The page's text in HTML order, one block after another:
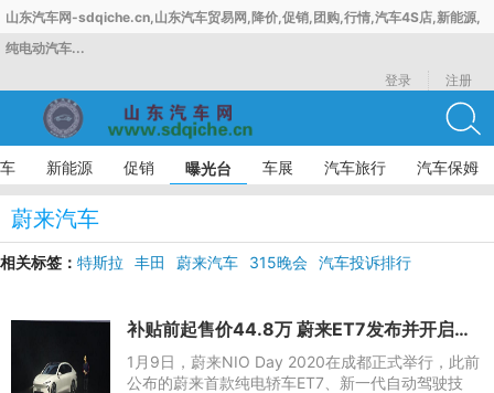
山东汽车网-sdqiche.cn,山东汽车贸易网,降价,促销,团购,行情,汽车4S店,新能源,
纯电动汽车...
登录
注册
新能源 促销 曝光台 车展 汽车旅行 汽车保姆
蔚来汽车
相关标签： 特斯拉 丰田 蔚来汽车 315晚会 汽车投诉排行
补贴前起售价44.8万 蔚来ET7发布并开启预售
1月9日，蔚来NIO Day 2020在成都正式举行，此前
公布的蔚来首款纯电轿车ET7、新一代自动驾驶技